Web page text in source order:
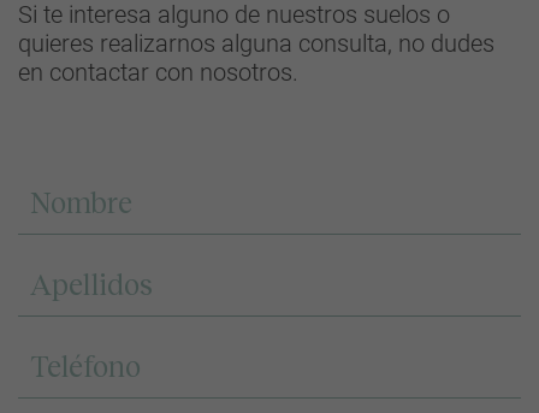
Si te interesa alguno de nuestros suelos o
quieres realizarnos alguna consulta, no dudes
en contactar con nosotros.